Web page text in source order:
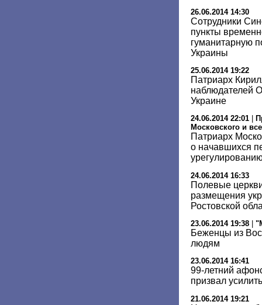
26.06.2014 14:30
Сотрудники
пункты
гуманитарную
Украины
25.06.2014 19:22
Патриарх
наблюдателей
Украине
24.06.2014 22:01
Московского и
Патриарх
о начавшихся
24.06.2014 16:33
Полевые
размещения
Ростовской
23.06.2014 19:38
Беженцы из
людям
23.06.2014 16:41
99-летний
призвал
21.06.2014 19:21